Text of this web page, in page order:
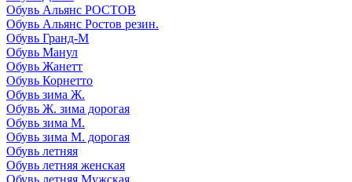
Обувь Альянс РОСТОВ
Обувь Альянс Ростов резин.
Обувь Гранд-М
Обувь Манул
Обувь Жанетт
Обувь Корнетто
Обувь зима Ж.
Обувь Ж. зима дорогая
Обувь зима М.
Обувь зима М. дорогая
Обувь летняя
Обувь летняя женская
Обувь летняя Мужская